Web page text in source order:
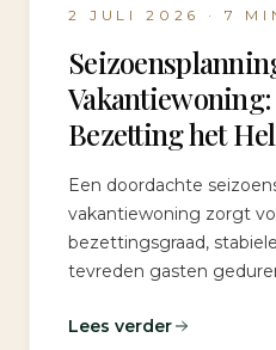
2 JULI 2026 · 7
Bezetting het
Een doordachte
vakantiewoning zorgt
bezettingsgraad,
tevreden gasten
Lees verder